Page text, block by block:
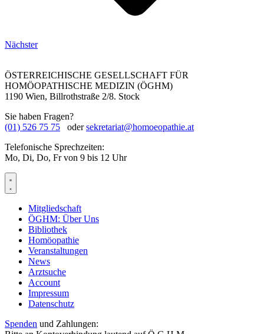
Nächster
ÖSTERREICHISCHE GESELLSCHAFT FÜR
HOMÖOPATHISCHE MEDIZIN (ÖGHM)
1190 Wien, Billrothstraße 2/8. Stock
Sie haben Fragen?
(01) 526 75 75 odersekretariat@homoeopathie.at
Telefonische Sprechzeiten:
Mo, Di, Do, Fr von 9 bis 12 Uhr
Mitgliedschaft
ÖGHM: Über Uns
Bibliothek
Homöopathie
Veranstaltungen
News
Arztsuche
Account
Impressum
Datenschutz
Spenden und Zahlungen: